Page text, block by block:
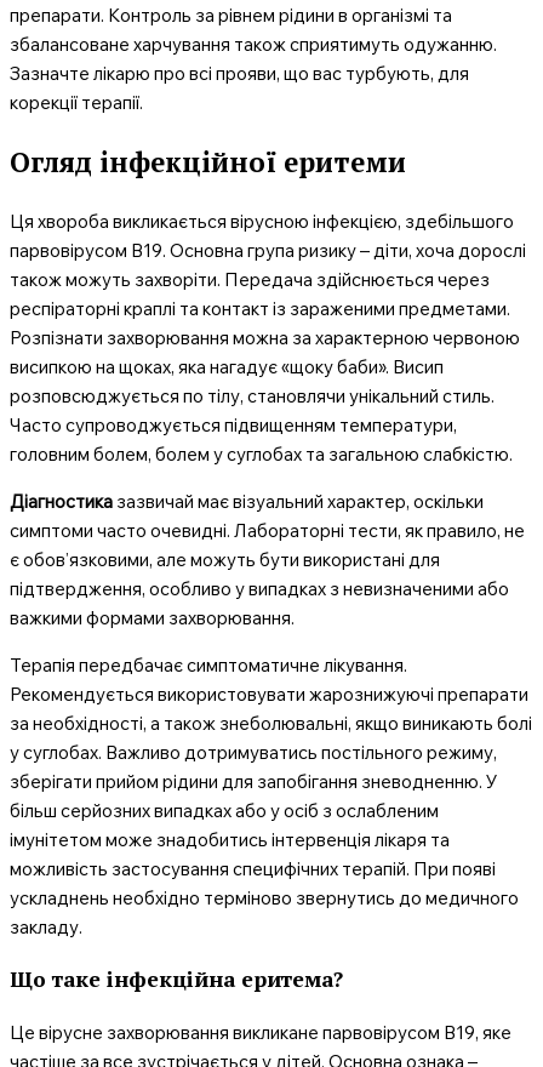
препарати. Контроль за рівнем рідини в організмі та
збалансоване харчування також сприятимуть одужанню.
Зазначте лікарю про всі прояви, що вас турбують, для
корекції терапії.
Огляд інфекційної еритеми
Ця хвороба викликається вірусною інфекцією, здебільшого
парвовірусом B19. Основна група ризику – діти, хоча дорослі
також можуть захворіти. Передача здійснюється через
респіраторні краплі та контакт із зараженими предметами.
Розпізнати захворювання можна за характерною червоною
висипкою на щоках, яка нагадує «щоку баби». Висип
розповсюджується по тілу, становлячи унікальний стиль.
Часто супроводжується підвищенням температури,
головним болем, болем у суглобах та загальною слабкістю.
Діагностика зазвичай має візуальний характер, оскільки
симптоми часто очевидні. Лабораторні тести, як правило, не
є обов’язковими, але можуть бути використані для
підтвердження, особливо у випадках з невизначеними або
важкими формами захворювання.
Терапія передбачає симптоматичне лікування.
Рекомендується використовувати жарознижуючі препарати
за необхідності, а також знеболювальні, якщо виникають болі
у суглобах. Важливо дотримуватись постільного режиму,
зберігати прийом рідини для запобігання зневодненню. У
більш серйозних випадках або у осіб з ослабленим
імунітетом може знадобитись інтервенція лікаря та
можливість застосування специфічних терапій. При появі
ускладнень необхідно терміново звернутись до медичного
закладу.
Що таке інфекційна еритема?
Це вірусне захворювання викликане парвовірусом B19, яке
частіше за все зустрічається у дітей. Основна ознака –